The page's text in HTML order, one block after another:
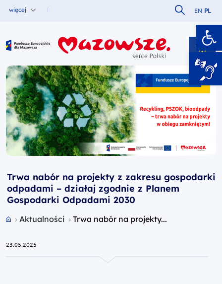
więcej Szukaj w
EN PL
Fundusze Europejskie dla Mazowsza
Trwa nabór na projekty z zakresu gospodarki
odpadami – działaj zgodnie z Planem
Gospodarki Odpadami 2030
Przejdź do strony głównej portalu
Aktualności Trwa nabór na projekty...
23.05.2025